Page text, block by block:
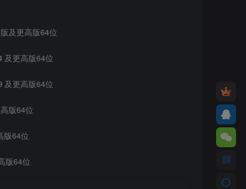
及更高版64位
及更高版64位
及更高版64位
版64位
版64位
版64位